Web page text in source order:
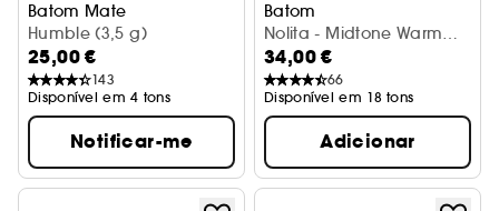
Batom Mate
Humble (3,5 g)
25,00 €
143
Disponível em 4 tons
Notificar-me
Batom
Nolita - Midtone Warm
Pink (3,5 g)
34,00 €
66
Disponível em 18 tons
Adicionar